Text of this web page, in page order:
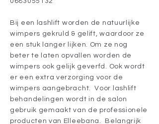
Bij een lashlift worden de natuurlijke
wimpers gekruld & gelift, waardoor ze
een stuk langer lijken. Om ze nog
beter te laten opvallen worden de
wimpers ook gelijk geverfd. Ook wordt
er een extra verzorging voor de
wimpers aangebracht. Voor lashlift
behandelingen wordt in de salon
gebruik gemaakt van de professionele
producten van Elleebana. Belangrijk